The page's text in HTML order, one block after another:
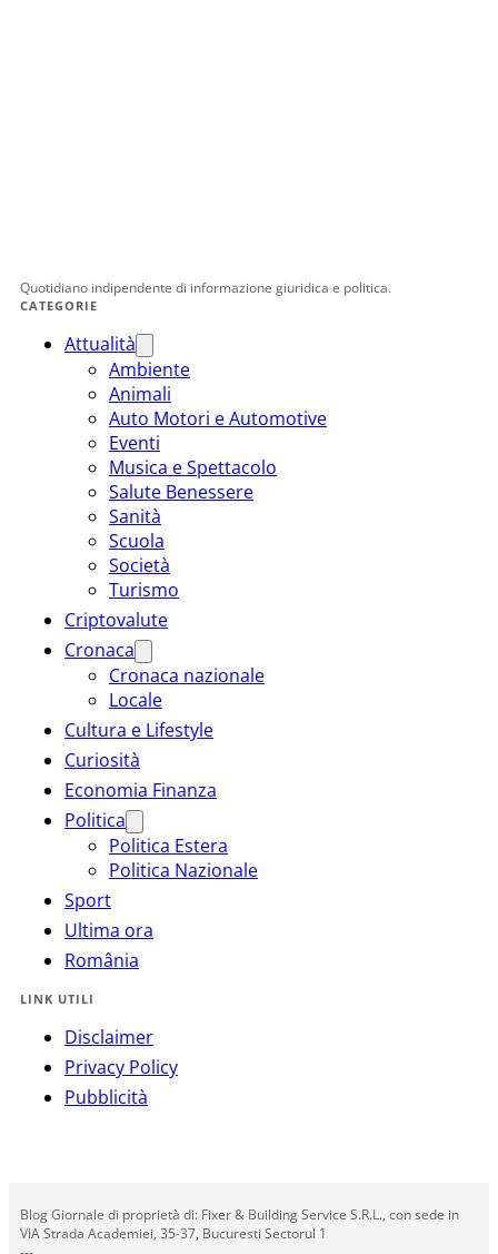
Quotidiano indipendente di informazione giuridica e politica.
CATEGORIE
Attualità
Ambiente
Animali
Auto Motori e Automotive
Eventi
Musica e Spettacolo
Salute Benessere
Sanità
Scuola
Società
Turismo
Criptovalute
Cronaca
Cronaca nazionale
Locale
Cultura e Lifestyle
Curiosità
Economia Finanza
Politica
Politica Estera
Politica Nazionale
Sport
Ultima ora
România
LINK UTILI
Disclaimer
Privacy Policy
Pubblicità
Blog Giornale di proprietà di: Fixer & Building Service S.R.L., con sede in
VIA Strada Academiei, 35-37, Bucuresti Sectorul 1